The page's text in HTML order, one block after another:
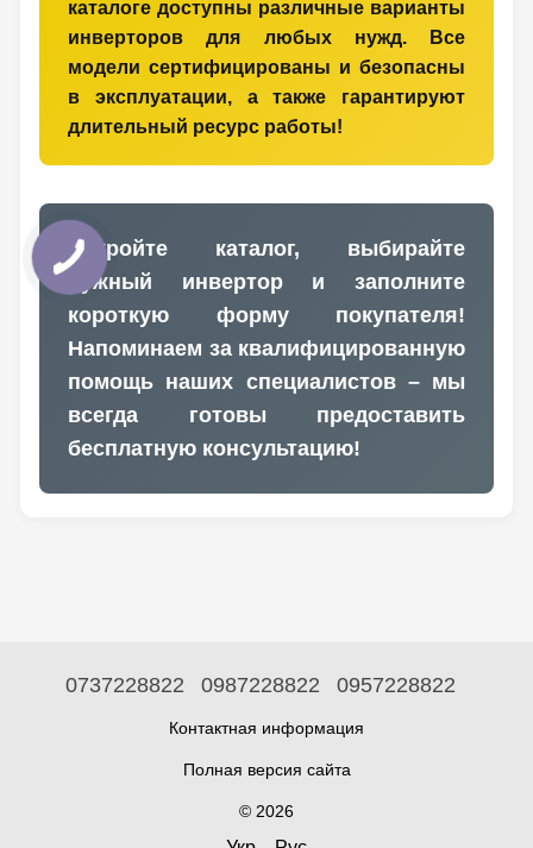
каталоге доступны различные варианты
инверторов для любых нужд. Все
модели сертифицированы и безопасны
в эксплуатации, а также гарантируют
длительный ресурс работы!
Откройте каталог, выбирайте
нужный инвертор и заполните
короткую форму покупателя!
Напоминаем за квалифицированную
помощь наших специалистов – мы
всегда готовы предоставить
бесплатную консультацию!
0737228822 0987228822 0957228822
Контактная информация
Полная версия сайта
© 2026